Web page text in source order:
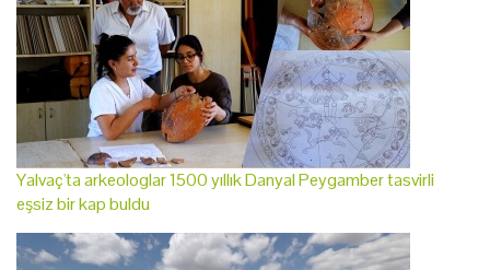
Yalvaç'ta arkeologlar 1500 yıllık Danyal Peygamber tasvirli
eşsiz bir kap buldu